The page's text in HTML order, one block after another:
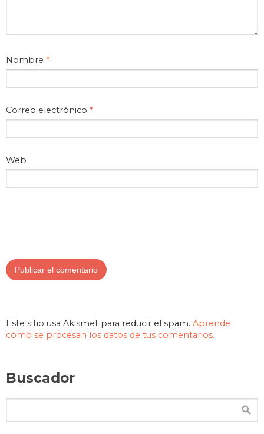
Nombre *
Correo electrónico *
Web
Este sitio usa Akismet para reducir el spam. Aprende
cómo se procesan los datos de tus comentarios.
Buscador